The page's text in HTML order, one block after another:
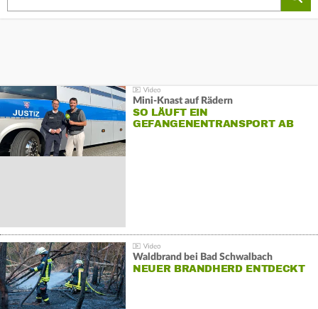
Mini-Knast auf Rädern
SO LÄUFT EIN
GEFANGENENTRANSPORT AB
Waldbrand bei Bad Schwalbach
NEUER BRANDHERD ENTDECKT